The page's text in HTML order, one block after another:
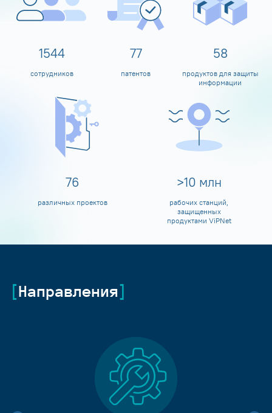
1600
сотрудников
80
патентов
60
продуктов для защиты
информации
80
различных проектов
>10 млн
рабочих станций,
защищенных
продуктами ViPNet
Направления